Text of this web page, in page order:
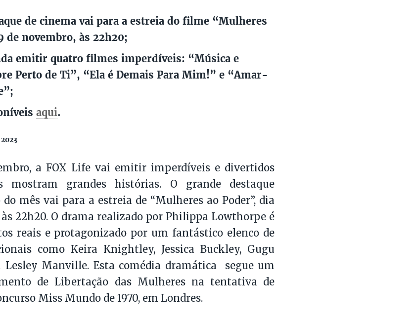
de cinema vai para a estreia do filme “Mulheres
de novembro, às 22h20;
emitir quatro filmes imperdíveis: “Música e
Perto de Ti”, “Ela é Demais Para Mim!” e “Amar-
aqui.
a FOX Life vai emitir imperdíveis e divertidos
mostram grandes histórias. O grande destaque
mês vai para a estreia de “Mulheres ao Poder”, dia
às 22h20. O drama realizado por Philippa Lowthorpe é
reais e protagonizado por um fantástico elenco de
como Keira Knightley, Jessica Buckley, Gugu
Lesley Manville. Esta comédia dramática segue um
de Libertação das Mulheres na tentativa de
Miss Mundo de 1970, em Londres.